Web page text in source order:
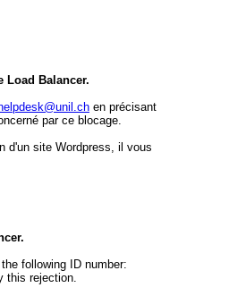
Load Balancer.
helpdesk@unil.ch en précisant
par ce blocage.
d'un site Wordpress, il vous
following ID number:
this rejection.